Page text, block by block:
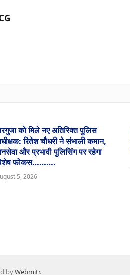
को मिले नए अतिरिक्त पुलिस
रितेश चौधरी ने संभाली कमान,
और प्रभावी पुलिसिंग पर रहेगा
फोकस……….
5, 2026
byWebmitr.